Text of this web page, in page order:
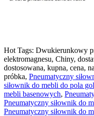
Hot Tags: Dwukierunkowy
elektromagnesu, Chiny,
dostosowana, kupna, cena,
próbka, Pneumatyczny
siłownik do mebli do pola
mebli basenowych,
Pneumatyczny siłownik do
Pneumatyczny siłownik do